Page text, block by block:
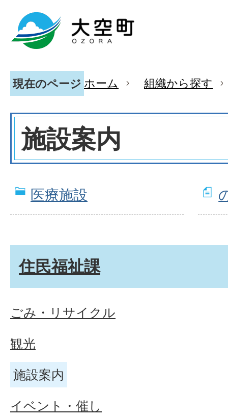
現在のページ ホーム 組織から探す
施設案内
医療施設
住民福祉課
ごみ・リサイクル
観光
施設案内
イベント・催し